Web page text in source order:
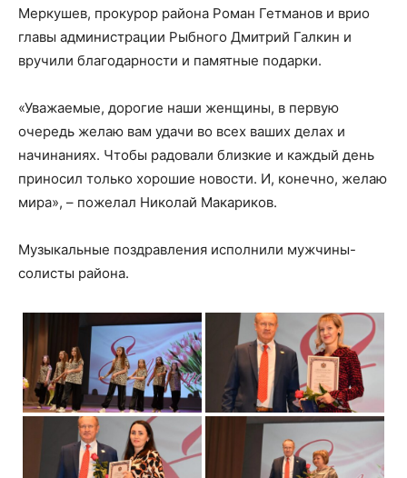
Меркушев, прокурор района Роман Гетманов и врио
главы администрации Рыбного Дмитрий Галкин и
вручили благодарности и памятные подарки.
«Уважаемые, дорогие наши женщины, в первую
очередь желаю вам удачи во всех ваших делах и
начинаниях. Чтобы радовали близкие и каждый день
приносил только хорошие новости. И, конечно, желаю
мира», – пожелал Николай Макариков.
Музыкальные поздравления исполнили мужчины-
солисты района.